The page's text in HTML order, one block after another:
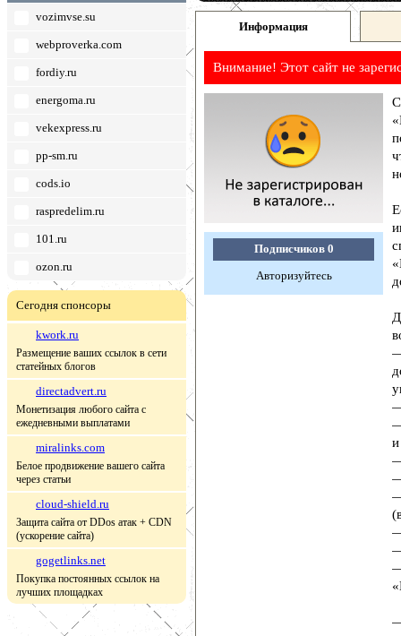
vozimvse.su
webproverka.com
fordiy.ru
energoma.ru
vekexpress.ru
pp-sm.ru
cods.io
raspredelim.ru
101.ru
ozon.ru
Сегодня спонсоры
kwork.ru
Размещение ваших ссылок в сети
статейных блогов
directadvert.ru
Монетизация любого сайта с
ежедневными выплатами
miralinks.com
Белое продвижение вашего сайта
через статьи
cloud-shield.ru
Защита сайта от DDos атак + CDN
(ускорение сайта)
gogetlinks.net
Покупка постоянных ссылок на
лучших площадках
Информация
Внимание! Этот сайт не
Подписчиков 0
Авторизуйтесь